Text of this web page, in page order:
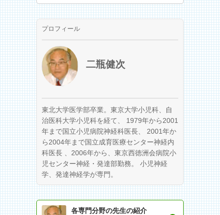
プロフィール
二瓶健次
東北大学医学部卒業。東京大学小児科、自
治医科大学小児科を経て、 1979年から2001
年まで国立小児病院神経科医長、 2001年か
ら2004年まで国立成育医療センター神経内
科医長 、2006年から、東京西徳洲会病院小
児センター神経・発達部勤務。 小児神経
学、発達神経学が専門。
各専門分野の先生の紹介